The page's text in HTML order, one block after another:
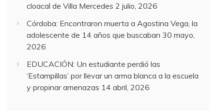
cloacal de Villa Mercedes 2 julio, 2026
Córdoba: Encontraron muerta a Agostina Vega, la
adolescente de 14 años que buscaban 30 mayo,
2026
EDUCACIÓN: Un estudiante perdió las
‘Estampillas’ por llevar un arma blanca a la escuela
y propinar amenazas 14 abril, 2026